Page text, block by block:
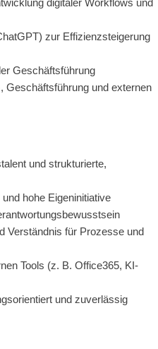
digitaler Workflows und
zur Effizienzsteigerung
Geschäftsführung
Geschäftsführung und externen
und strukturierte,
hohe Eigeninitiative
Verständnis für Prozesse und
Tools (z. B. Office365, KI-
und zuverlässig